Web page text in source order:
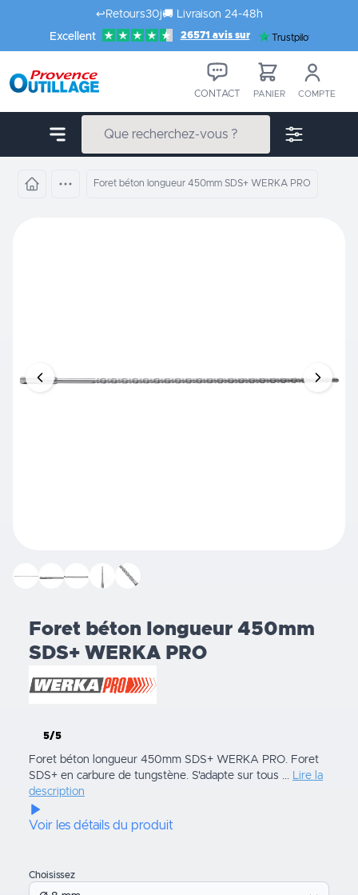
Aller au contenu
↩️ Retours30j🚚 Livraison 24-48h
Excellent
26571 avis sur Trustpilot
CONTACT PANIER COMPTE
Foret béton longueur 450mm SDS+ WERKA PRO
Foret béton longueur 450mm
SDS+ WERKA PRO
5/5
Foret béton longueur 450mm SDS+ WERKA PRO. Foret
SDS+ en carbure de tungstène. S'adapte sur tous ... Lire la
description
Voir les détails du produit
Choisissez